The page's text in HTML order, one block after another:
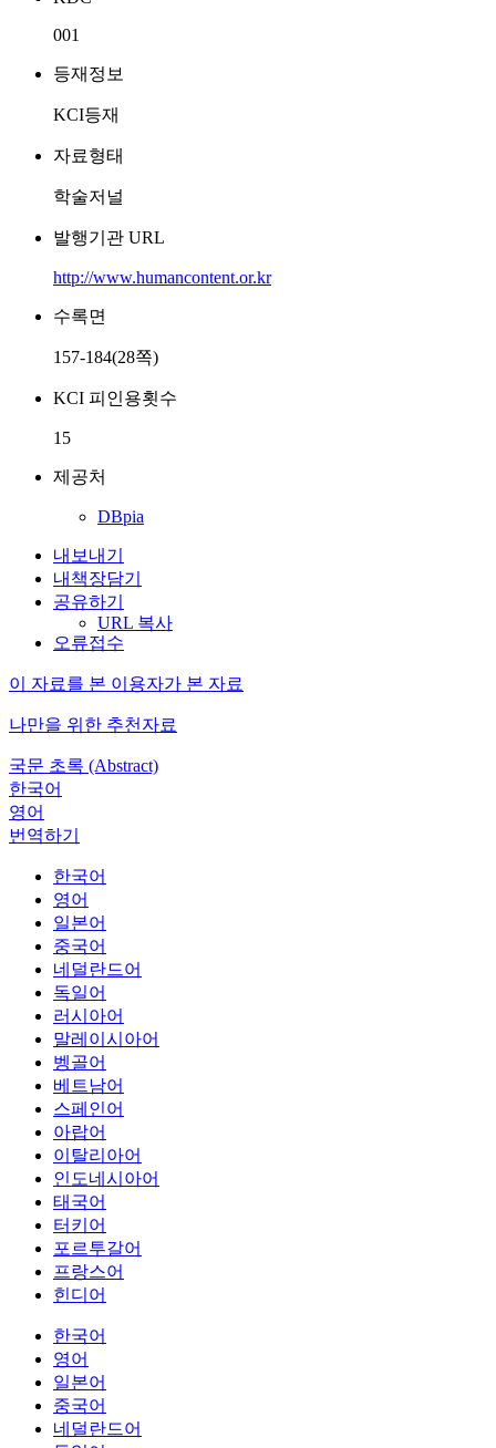
001
등재정보
KCI등재
자료형태
학술저널
발행기관 URL
http://www.humancontent.or.kr
수록면
157-184(28쪽)
KCI 피인용횟수
15
제공처
DBpia
내보내기
내책장담기
공유하기
URL 복사
오류접수
이 자료를 본 이용자가 본 자료
나만을 위한 추천자료
국문 초록 (Abstract)
한국어
영어
번역하기
한국어
영어
일본어
중국어
네덜란드어
독일어
러시아어
말레이시아어
벵골어
베트남어
스페인어
아랍어
이탈리아어
인도네시아어
태국어
터키어
포르투갈어
프랑스어
힌디어
한국어
영어
일본어
중국어
네덜란드어